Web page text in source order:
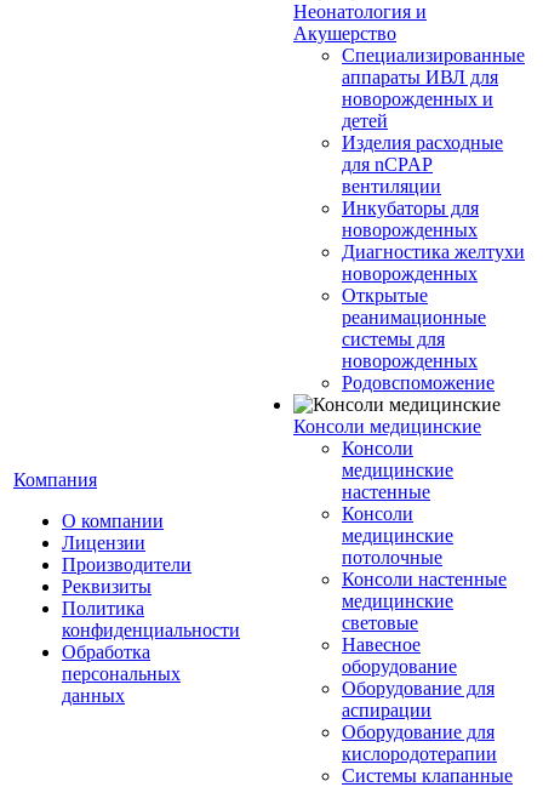
Компания
О компании
Лицензии
Производители
Реквизиты
Политика
конфиденциальности
Обработка
персональных
данных
Неонатология и
Акушерство
Специализированные
аппараты ИВЛ для
новорожденных и
детей
Изделия расходные
для nCPAP
вентиляции
Инкубаторы для
новорожденных
Диагностика желтухи
новорожденных
Открытые
реанимационные
системы для
новорожденных
Родовспоможение
Консоли медицинские
Консоли
медицинские
настенные
Консоли
медицинские
потолочные
Консоли настенные
медицинские
световые
Навесное
оборудование
Оборудование для
аспирации
Оборудование для
кислородотерапии
Системы клапанные